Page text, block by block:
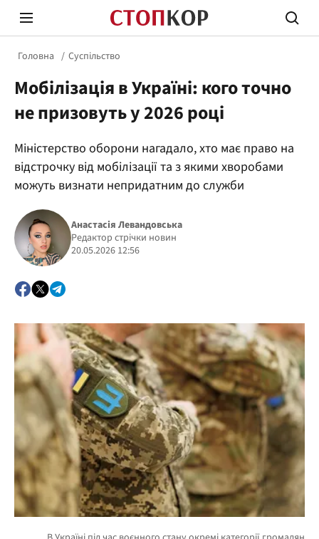
Стоп Політичній Корупції
Політика
Головна Суспільство
Мобілізація в Україні: кого точно
не призовуть у 2026 році
Міністерство оборони нагадало, хто має право на
відстрочку від мобілізації та з якими хворобами
можуть визнати непридатним до служби
Анастасія Левандовська
Редактор стрічки новин
20.05.2026 12:56